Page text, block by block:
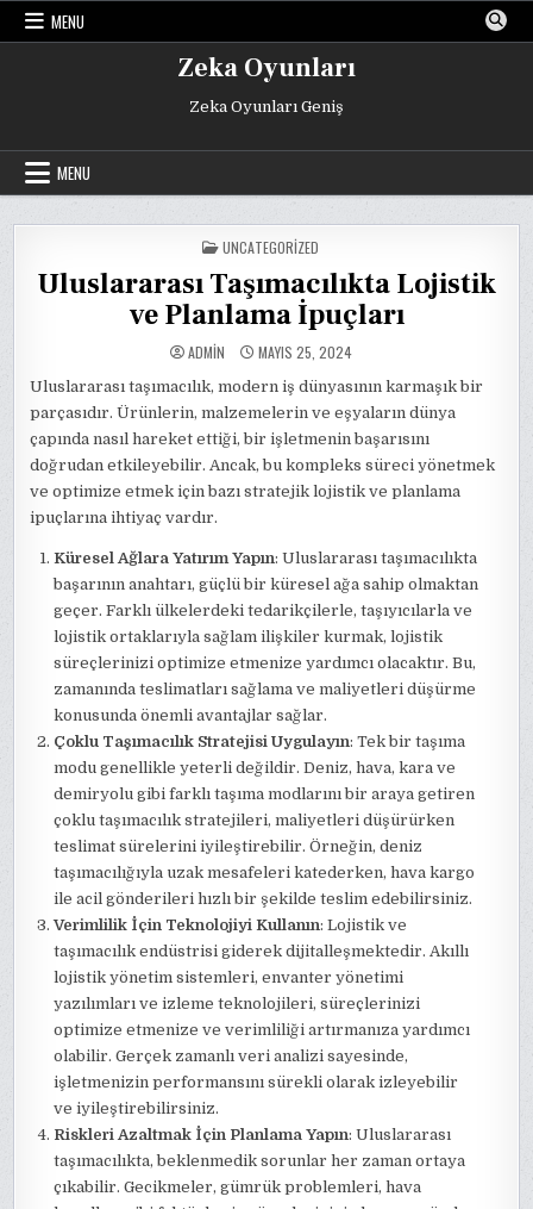
Skip
MENU
Zeka Oyunları
Zeka Oyunları Geniş
MENU
POSTED
IN
UNCATEGORIZED
Uluslararası Taşımacılıkta Lojistik
ve Planlama İpuçları
ADMIN MAYIS 25, 2024
Uluslararası taşımacılık, modern iş dünyasının karmaşık bir
parçasıdır. Ürünlerin, malzemelerin ve eşyaların dünya
çapında nasıl hareket ettiği, bir işletmenin başarısını
doğrudan etkileyebilir. Ancak, bu kompleks süreci yönetmek
ve optimize etmek için bazı stratejik lojistik ve planlama
ipuçlarına ihtiyaç vardır.
Küresel Ağlara Yatırım Yapın: Uluslararası taşımacılıkta
başarının anahtarı, güçlü bir küresel ağa sahip olmaktan
geçer. Farklı ülkelerdeki tedarikçilerle, taşıyıcılarla ve
lojistik ortaklarıyla sağlam ilişkiler kurmak, lojistik
süreçlerinizi optimize etmenize yardımcı olacaktır. Bu,
zamanında teslimatları sağlama ve maliyetleri düşürme
konusunda önemli avantajlar sağlar.
Çoklu Taşımacılık Stratejisi Uygulayın: Tek bir taşıma
modu genellikle yeterli değildir. Deniz, hava, kara ve
demiryolu gibi farklı taşıma modlarını bir araya getiren
çoklu taşımacılık stratejileri, maliyetleri düşürürken
teslimat sürelerini iyileştirebilir. Örneğin, deniz
taşımacılığıyla uzak mesafeleri katederken, hava kargo
ile acil gönderileri hızlı bir şekilde teslim edebilirsiniz.
Verimlilik İçin Teknolojiyi Kullanın: Lojistik ve
taşımacılık endüstrisi giderek dijitalleşmektedir. Akıllı
lojistik yönetim sistemleri, envanter yönetimi
yazılımları ve izleme teknolojileri, süreçlerinizi
optimize etmenize ve verimliliği artırmanıza yardımcı
olabilir. Gerçek zamanlı veri analizi sayesinde,
işletmenizin performansını sürekli olarak izleyebilir
ve iyileştirebilirsiniz.
Riskleri Azaltmak İçin Planlama Yapın: Uluslararası
taşımacılıkta, beklenmedik sorunlar her zaman ortaya
çıkabilir. Gecikmeler, gümrük problemleri, hava